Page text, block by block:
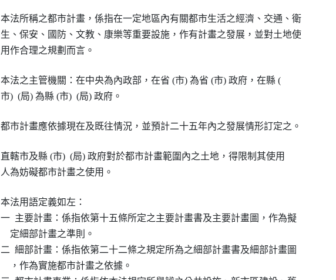
本法所稱之都市計畫，係指在一定地區內有關都市生活之經濟、交通、衛
生、保安、國防、文教、康樂等重要設施，作有計畫之發展，並對土地使
本法之主管機關：在中央為內政部，在省 (市) 為省 (市) 政府，在縣 (
直轄市及縣 (市)  (局) 政府對於都市計畫範圍內之土地，得限制其使用
本法用語定義如左：
一  主要計畫：係指依第十五條所定之主要計畫書及主要計畫圖，作為擬
    定細部計畫之準則。
二  細部計畫：係指依第二十二條之規定所為之細部計畫書及細部計畫圖
    ，作為實施都市計畫之依據。